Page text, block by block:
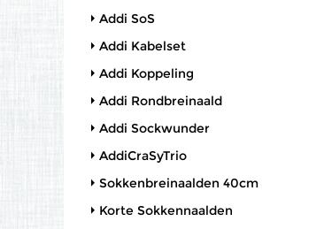
Addi SoS
Addi Kabelset
Addi Koppeling
Addi Rondbreinaald
Addi Sockwunder
AddiCraSyTrio
Sokkenbreinaalden 40cm
Korte Sokkennaalden